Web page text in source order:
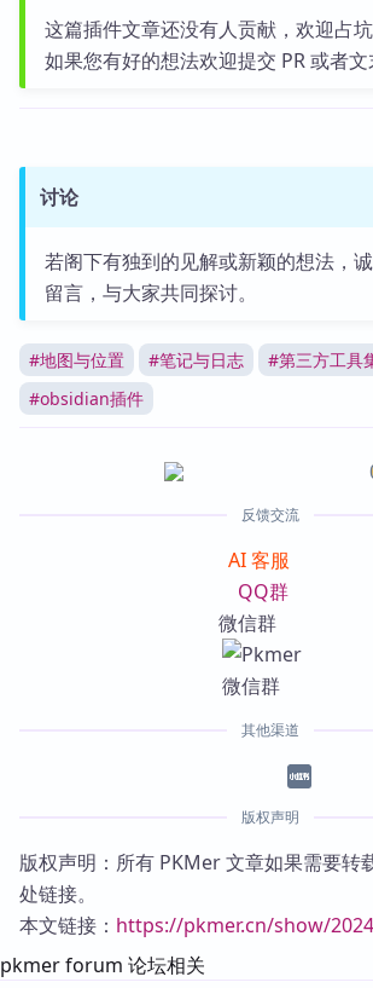
这篇插件文章还没有人贡献，欢迎占坑
如果您有好的想法欢迎提交 PR 或者文
讨论
若阁下有独到的见解或新颖的想法，
留言，与大家共同探讨。
#地图与位置 #笔记与日志 #第三方工具
#obsidian插件
反馈交流
AI 客服
QQ群
微信群
其他渠道
版权声明
版权声明：所有 PKMer 文章如果需要转
处链接。
本文链接： https://pkmer.cn/show/
pkmer forum 论坛相关